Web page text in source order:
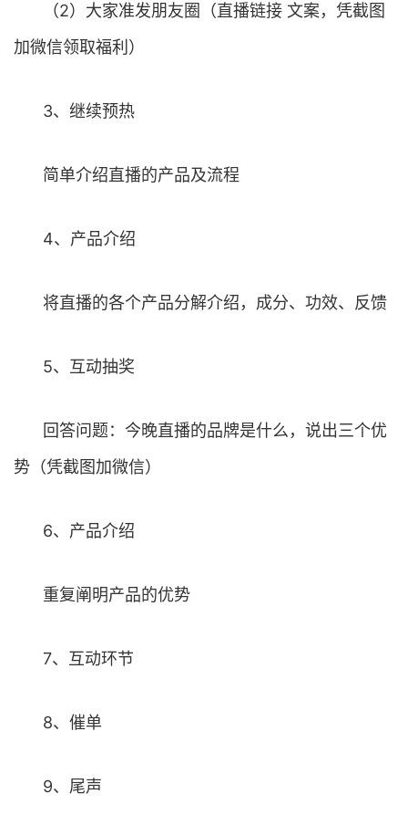
（2）大家准发朋友圈（直播链接 文案，凭截图
加微信领取福利）
3、继续预热
简单介绍直播的产品及流程
4、产品介绍
将直播的各个产品分解介绍，成分、功效、反馈
5、互动抽奖
回答问题：今晚直播的品牌是什么，说出三个优
势（凭截图加微信）
6、产品介绍
重复阐明产品的优势
7、互动环节
8、催单
9、尾声